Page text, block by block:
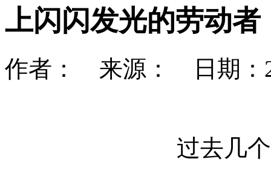
上闪闪发光的劳动者
作者： 来源： 日期：
过去几